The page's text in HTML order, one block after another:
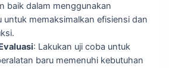
baik dalam menggunakan
untuk memaksimalkan efisiensi dan
: Lakukan uji coba untuk
baru memenuhi kebutuhan